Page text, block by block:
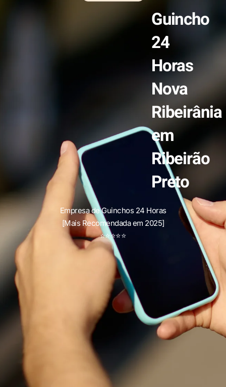
Guincho
24
Horas
Nova
Ribeirânia
em
Ribeirão
Preto
Empresa de Guinchos 24 Horas
[Mais Recomendada em 2025]
⭐⭐⭐⭐⭐